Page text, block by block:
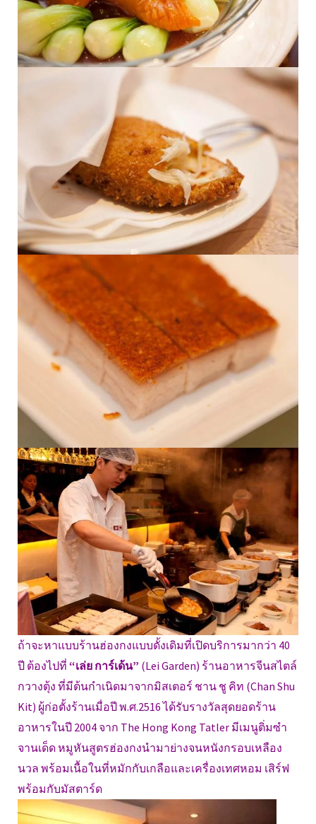
ถ้าจะหาแบบร้านฮ่องกงแบบดั้งเดิมที่เปิดบริการมากว่า 40
ปี ต้องไปที่ “เล่ย การ์เด้น” (Lei Garden) ร้านอาหารจีนสไตล์
กวางตุ้ง ที่มีต้นกำเนิดมาจากมิสเตอร์ ชาน ชู คิท (Chan Shu
Kit) ผู้ก่อตั้งร้านเมื่อปี พ.ศ.2516 ได้รับรางวัลสุดยอดร้าน
อาหารในปี 2004 จาก The Hong Kong Tatler มีเมนูติ่มซำ
จานเด็ด หมูหันสูตรฮ่องกงนำมาย่างจนหนังกรอบเหลือง
นวล พร้อมเนื้อในที่หมักกับเกลือและเครื่องเทศหอม เสิร์ฟ
พร้อมกับมัสตาร์ด